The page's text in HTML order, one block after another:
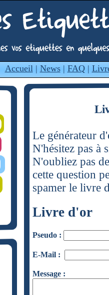
Accueil| News| FAQ|
Le générateur
N'hésitez pas à
N'oubliez pas
cette question
spamer le livre
Livre d'or
Pseudo :
E-Mail :
Message :